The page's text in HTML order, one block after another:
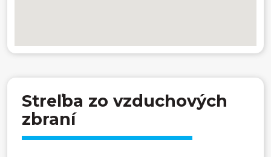
Streľba zo vzduchových
zbraní